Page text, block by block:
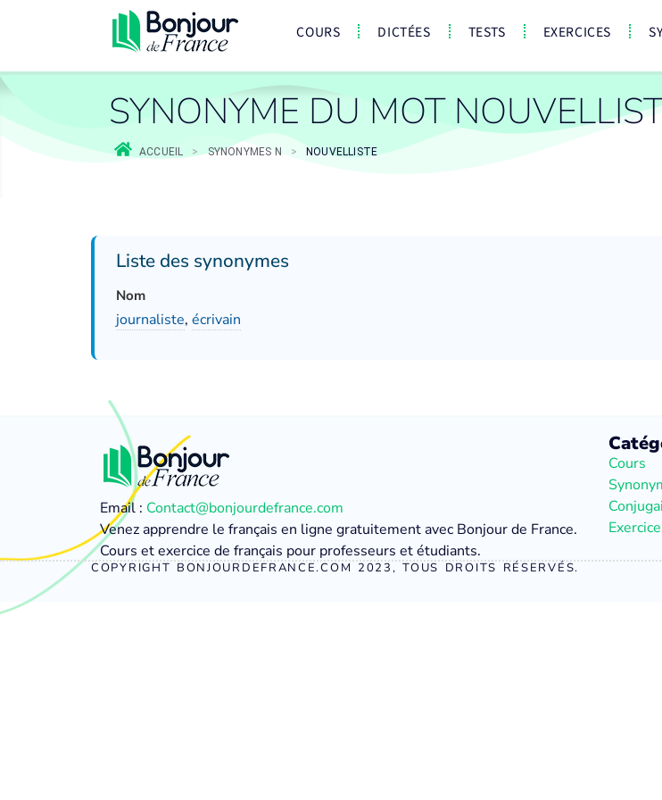
COURS DICTÉES TESTS EXERCICES
SYNONYME DU MOT
ACCUEIL > SYNONYMES N > NOUVELLISTE
Liste des synonymes
Nom
journaliste, écrivain
Email : Contact@bonjourdefrance.com
Venez apprendre le français en ligne gratuitement avec Bonjour de France.
Cours et exercice de français pour professeurs et étudiants.
Cours
COPYRIGHT BONJOURDEFRANCE.COM 2023, TOUS DROITS RÉSERVÉS.